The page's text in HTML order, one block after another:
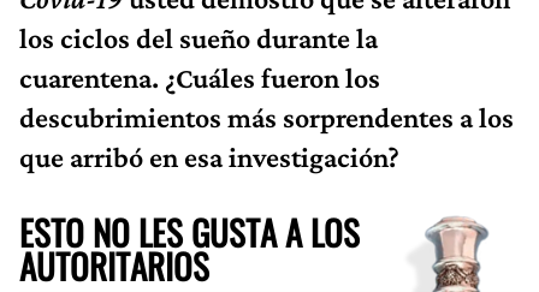
los ciclos del sueño durante la
cuarentena. ¿Cuáles fueron los
descubrimientos más sorprendentes a los
que arribó en esa investigación?
ESTO NO LES GUSTA A LOS
AUTORITARIOS